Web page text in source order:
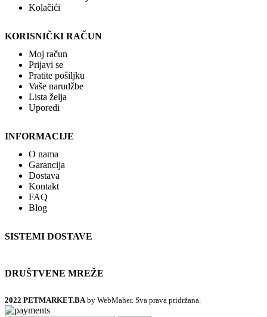
Kolačići
KORISNIČKI RAČUN
Moj račun
Prijavi se
Pratite pošiljku
Vaše narudžbe
Lista želja
Uporedi
INFORMACIJE
O nama
Garancija
Dostava
Kontakt
FAQ
Blog
SISTEMI DOSTAVE
DRUŠTVENE MREŽE
2022 PETMARKET.BAby WebMaher. Sva prava pridržana.